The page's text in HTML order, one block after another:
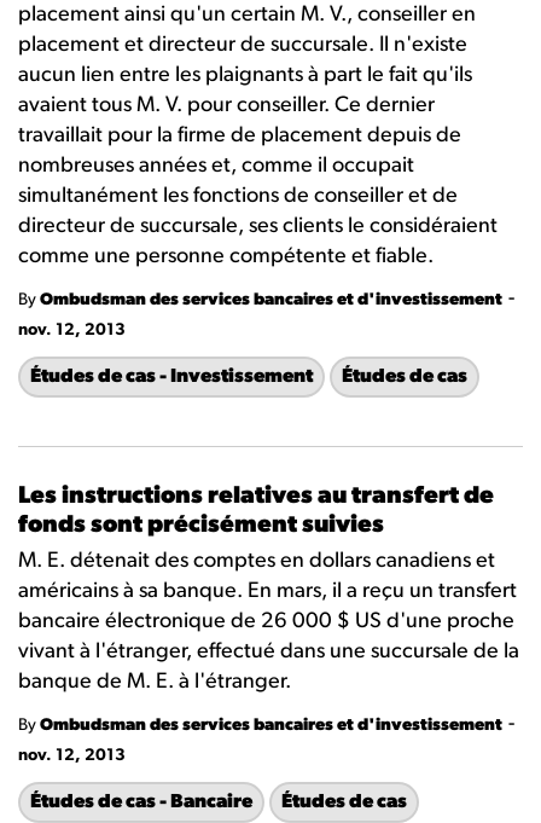
placement ainsi qu'un certain M. V., conseiller en
placement et directeur de succursale. Il n'existe
aucun lien entre les plaignants à part le fait qu'ils
avaient tous M. V. pour conseiller. Ce dernier
travaillait pour la firme de placement depuis de
nombreuses années et, comme il occupait
simultanément les fonctions de conseiller et de
directeur de succursale, ses clients le considéraient
comme une personne compétente et fiable.
By Ombudsman des services bancaires et d'investissement -
nov. 12, 2013
Études de cas - Investissement Études de cas
Les instructions relatives au transfert de
fonds sont précisément suivies
M. E. détenait des comptes en dollars canadiens et
américains à sa banque. En mars, il a reçu un transfert
bancaire électronique de 26 000 $ US d'une proche
vivant à l'étranger, effectué dans une succursale de la
banque de M. E. à l'étranger.
By Ombudsman des services bancaires et d'investissement -
nov. 12, 2013
Études de cas - Bancaire Études de cas